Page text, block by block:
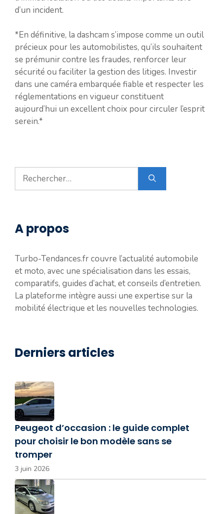
d’un incident.
*En définitive, la dashcam s’impose comme un outil
précieux pour les automobilistes, qu’ils souhaitent
se prémunir contre les fraudes, renforcer leur
sécurité ou faciliter la gestion des litiges. Investir
dans une caméra embarquée fiable et respecter les
réglementations en vigueur constituent
aujourd’hui un excellent choix pour circuler l’esprit
serein.*
Rechercher :
A propos
Turbo-Tendances.fr couvre l’actualité automobile
et moto, avec une spécialisation dans les essais,
comparatifs, guides d’achat, et conseils d’entretien.
La plateforme intègre aussi une expertise sur la
mobilité électrique et les nouvelles technologies.
Derniers articles
Peugeot d’occasion : le guide complet
pour choisir le bon modèle sans se
tromper
3 juin 2026